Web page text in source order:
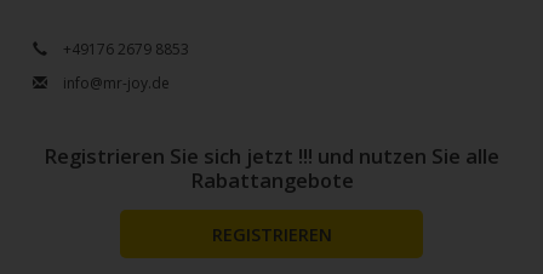
+49176 2679 8853
info@mr-joy.de
Registrieren Sie sich jetzt !!! und nutzen Sie alle
Rabattangebote
REGISTRIEREN